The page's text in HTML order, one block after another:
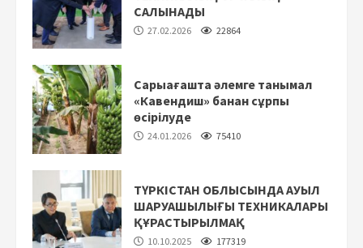
САЛЫНАДЫ
27.02.2026 22864
Сарыағашта әлемге танымал
«Кавендиш» банан сұрпы
өсірілуде
24.01.2026 75410
ТҮРКІСТАН ОБЛЫСЫНДА АУЫЛ
ШАРУАШЫЛЫҒЫ ТЕХНИКАЛАРЫ
ҚҰРАСТЫРЫЛМАҚ
10.10.2025 177319